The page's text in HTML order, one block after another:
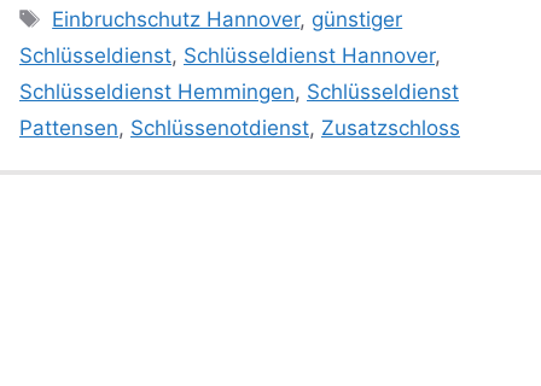
Schlagwörter
Einbruchschutz Hannover, günstiger
Schlüsseldienst, Schlüsseldienst Hannover,
Schlüsseldienst Hemmingen, Schlüsseldienst
Pattensen, Schlüssenotdienst, Zusatzschloss